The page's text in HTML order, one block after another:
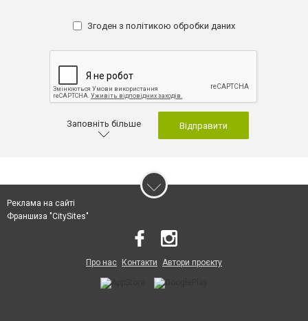
Згоден з політикою обробки даних
Заповніть більше Відправити
Реклама на сайті
Франшиза "CitySites"
Про нас Контакти Автори проєкту